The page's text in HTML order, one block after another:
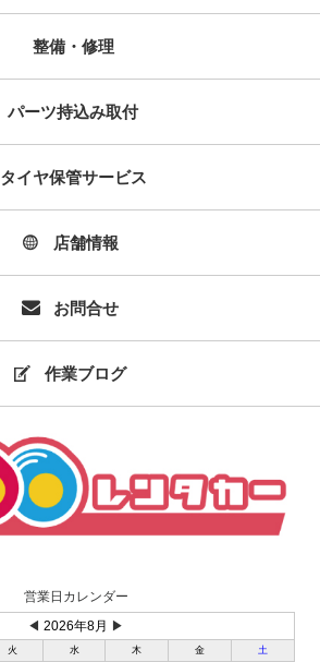
整備・修理
パーツ持込み取付
タイヤ保管サービス
店舗情報
お問合せ
作業ブログ
営業日カレンダー
◀ 2026年8月 ▶
火 水 木 金
土